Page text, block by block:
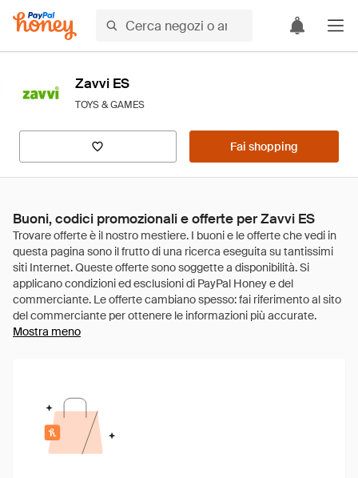
Zavvi ES
TOYS & GAMES
Fai shopping
Buoni, codici promozionali e offerte per Zavvi ES
Mostra meno